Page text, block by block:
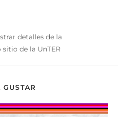
detalles de la
de la UnTER